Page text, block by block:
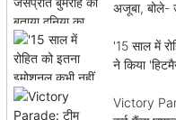
अजूबा, बोले-
'15 साल में
ने किया
Victory